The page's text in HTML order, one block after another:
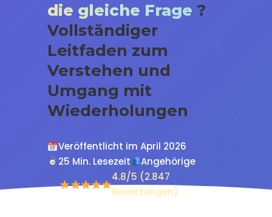
die gleiche Frage ?
Vollständiger
Leitfaden zum
Verstehen und
Umgang mit
Wiederholungen
Veröffentlicht im April 2026
25 Min. Lesezeit
Angehörige
4.8/5 (2.847
Bewertungen)